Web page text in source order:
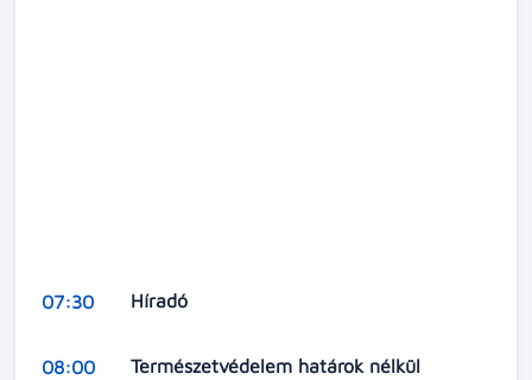
07:30 Híradó
08:00 Természetvédelem határok nélkül